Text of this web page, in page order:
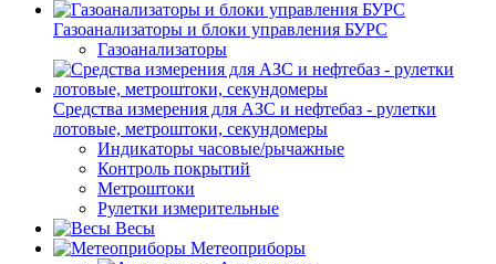
Газоанализаторы и блоки управления БУРС
Газоанализаторы
Средства измерения для АЗС и нефтебаз - рулетки
лотовые, метроштоки, секундомеры
Индикаторы часовые/рычажные
Контроль покрытий
Метроштоки
Рулетки измерительные
Весы
Метеоприборы